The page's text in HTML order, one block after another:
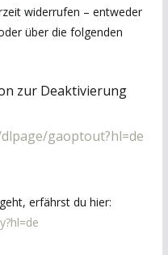
widerrufen – entweder
über die folgenden
zur Deaktivierung
gaoptout?hl=de
erfährst du hier: